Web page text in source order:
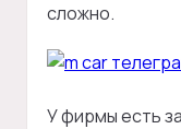
сложно.
У фирмы есть